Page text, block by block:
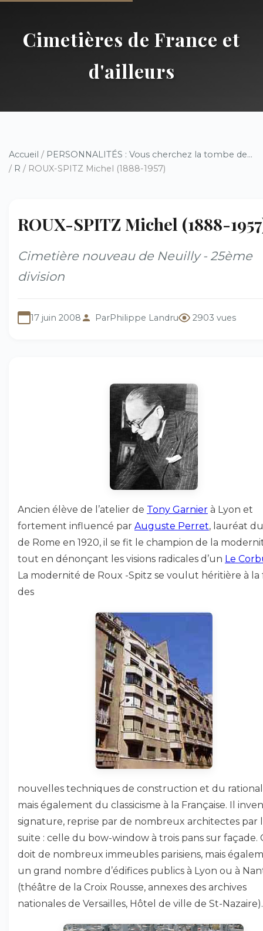
Cimetières de France et
d'ailleurs
Accueil / PERSONNALITÉS : Vous cherchez la tombe de...
/ R / ROUX-SPITZ Michel (1888-1957)
ROUX-SPITZ Michel (1888-
Cimetière nouveau de Neuilly - 25ème
division
17 juin 2008 ParPhilippe Landru 2903 vues
Ancien élève de l’atelier de Tony Garnier à Lyon et
fortement influencé par Auguste Perret, lauréat
de Rome en 1920, il se fit le champion de la
tout en dénonçant les visions radicales d’un Le
La modernité de Roux -Spitz se voulut héritière à la
des
nouvelles techniques de construction et du
mais également du classicisme à la Française. Il
signature, reprise par de nombreux architectes par
suite : celle du bow-window à trois pans sur façade.
doit de nombreux immeubles parisiens, mais
un grand nombre d’édifices publics à Lyon ou à
(théâtre de la Croix Rousse, annexes des archives
nationales de Versailles, Hôtel de ville de St-Nazaire).